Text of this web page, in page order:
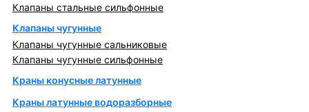
Клапаны стальные сильфонные
Клапаны чугунные
Клапаны чугунные сальниковые
Клапаны чугунные сильфонные
Краны конусные латунные
Краны латунные водоразборные